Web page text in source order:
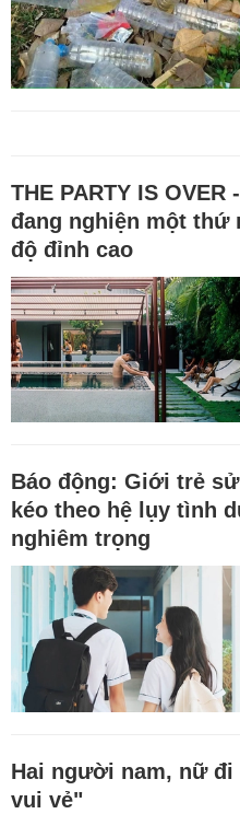
THE PARTY IS
đang nghiện một thứ
độ đỉnh cao
Báo động: Giới trẻ
kéo theo hệ lụy tình
nghiêm trọng
Hai người nam, nữ
vui vẻ"